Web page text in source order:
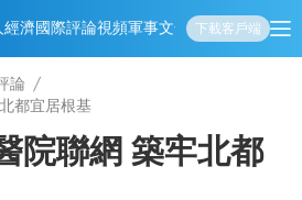
經濟國際評論視頻軍事文化 娛樂生活教育體
下載客戶端
論
都宜居根基
院聯網 築牢北都